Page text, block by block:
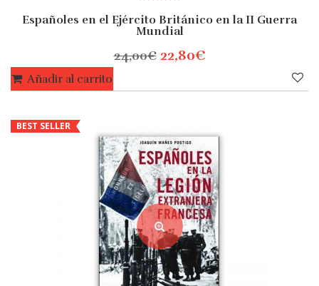
out
of
Españoles en el Ejército Británico en la II Guerra
Mundial
24,00€ 22,80€
Añadir al carrito
BEST SELLER